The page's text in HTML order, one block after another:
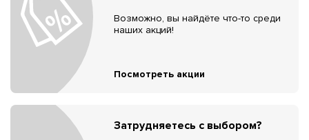
Возможно, вы найдёте что-то среди
наших акций!
Посмотреть акции
Затрудняетесь с выбором?